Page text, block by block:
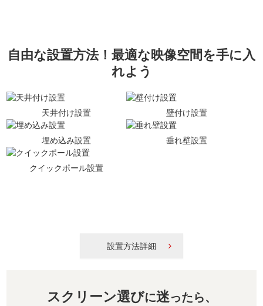
自由な設置方法！最適な映像空間を手に入
れよう
天井付け設置 壁付け設置
埋め込み設置 垂れ壁設置
クイックポール設置
設置方法詳細
スクリーン選びに迷ったら、